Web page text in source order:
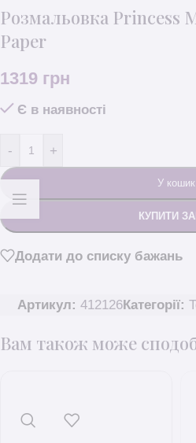
Розмальовка Princess
Paper
1319 грн
Є в наявності
- +
У кошик
КУПИТИ
Додати до списку бажань
Артикул: 412126Категорії:
Вам також може